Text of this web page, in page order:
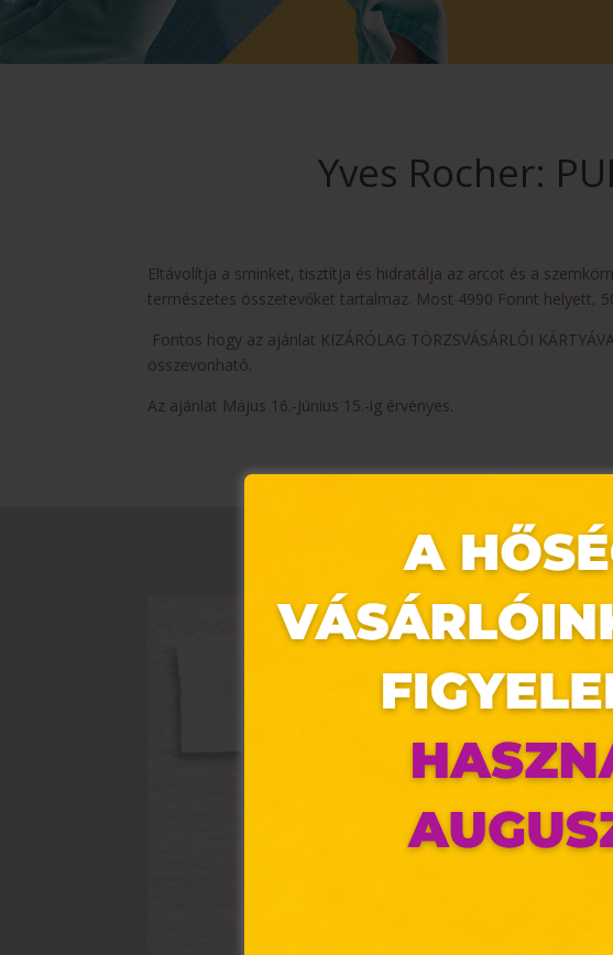
Yves Rocher:
Eltávolítja a sminket, tisztítja és hidratálja az arcot és a
természetes összetevőket tartalmaz. Most 4990 Forint helyett,
Fontos hogy az ajánlat KIZÁRÓLAG TÖRZSVÁSÁRLÓI
összevonható.
Az ajánlat Május 16.-Június 15.-ig érvényes.
Ez az oldal
Weboldalunkon
fájlok, melyek